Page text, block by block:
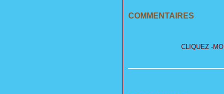
COMMENTAIRES
CLIQUEZ -MOI